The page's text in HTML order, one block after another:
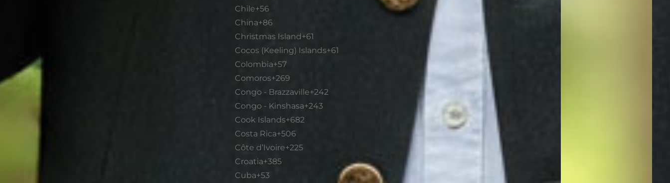
Chile+56
China+86
Christmas Island+61
Cocos (Keeling) Islands+61
Colombia+57
Comoros+269
Congo - Brazzaville+242
Congo - Kinshasa+243
Cook Islands+682
Costa Rica+506
Côte d’Ivoire+225
Croatia+385
Cuba+53